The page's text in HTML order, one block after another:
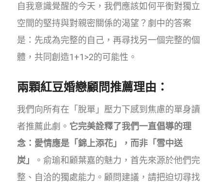
自我意識覺醒的今天，我們應該如何平衡對獨立
空間的堅持與對親密關係的渴望？劇中的答案
是：先成為完整的自己，再尋找另一個完整的個
體，共同創造1+1>2的可能性。
兩顆紅豆婚戀顧問推薦理由：
我們向所有在「脫單」壓力下感到焦慮的單身讀
者推薦此劇。 它完美詮釋了我們一直倡導的理
念：愛情應是「錦上添花」，而非「雪中送
炭」
。俞瑜和顧葉嘉的魅力，首先來源於他們完
整、自洽的獨處能力。顧問建議，請把迫切尋找